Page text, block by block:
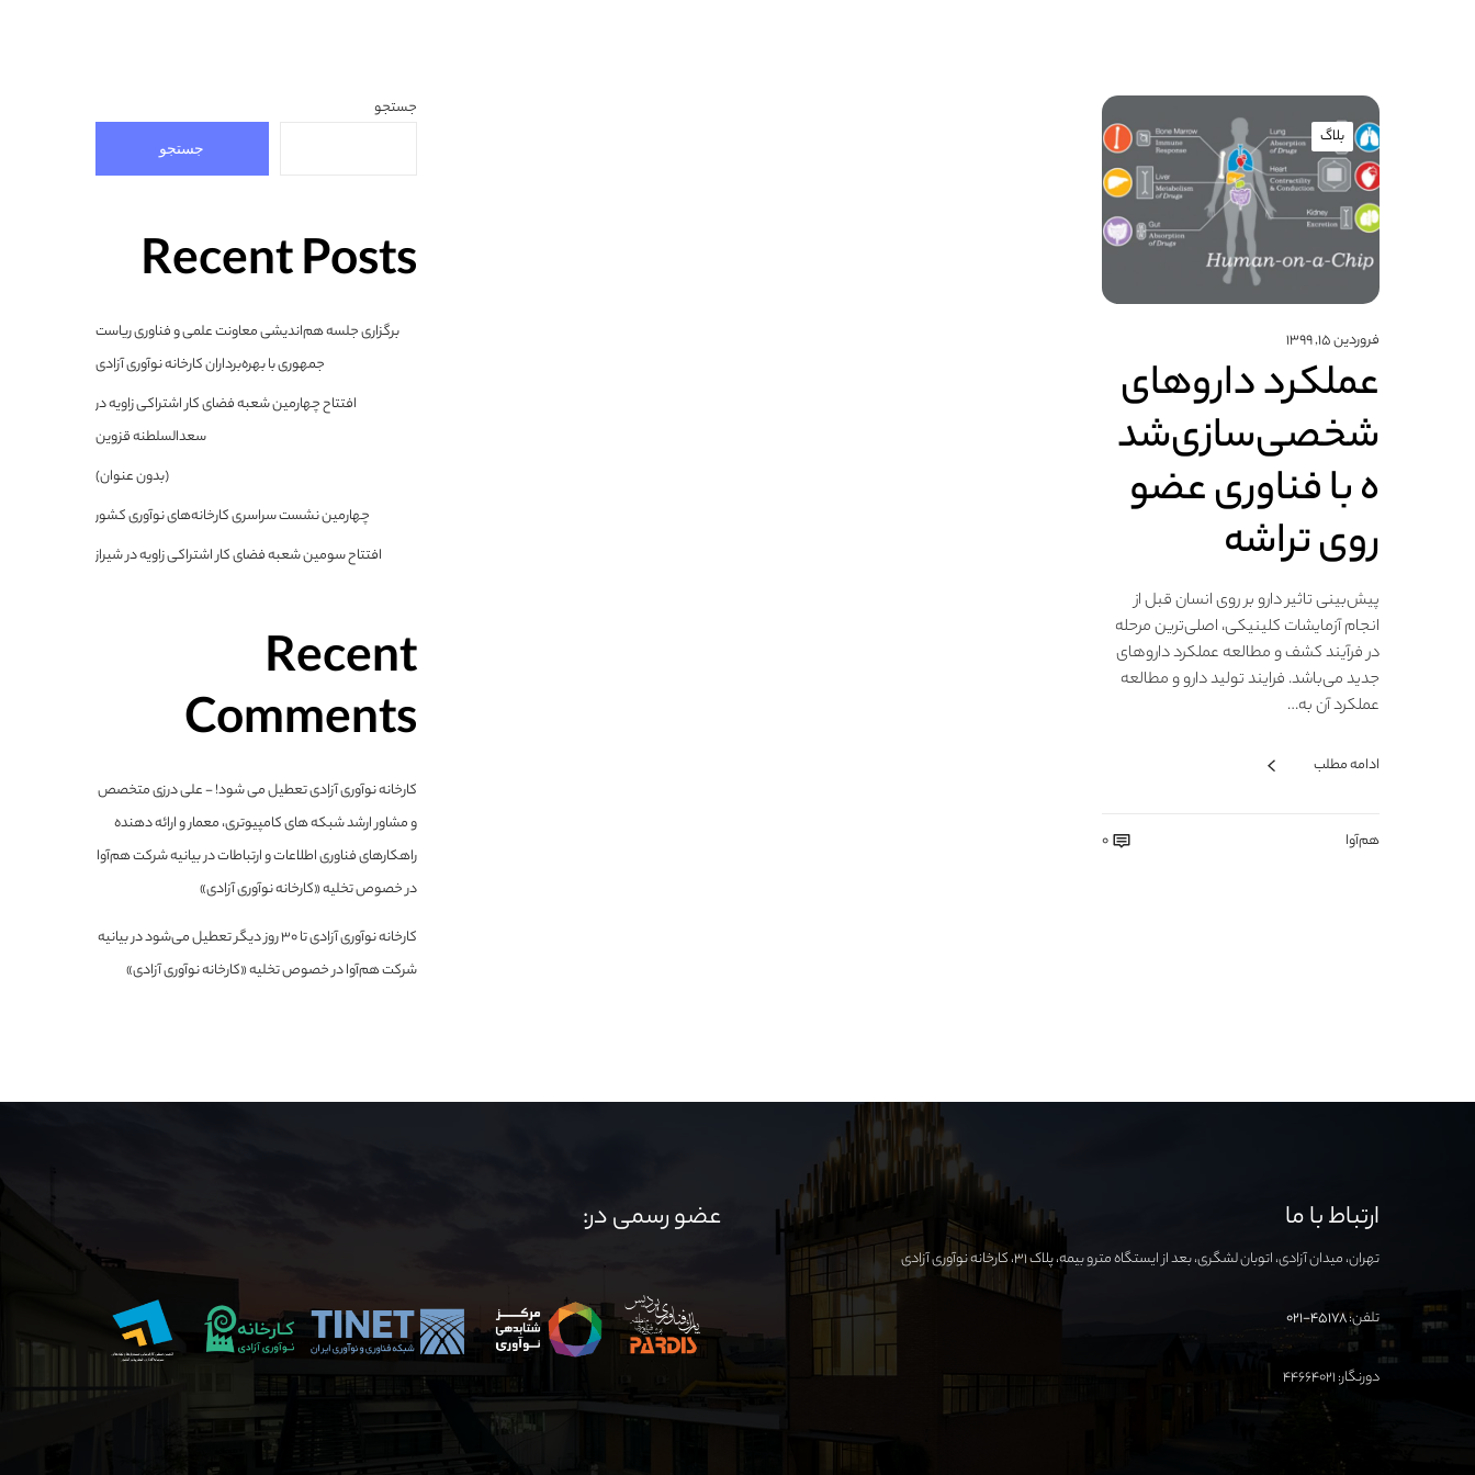
بلاگ
فروردین ۱۵, ۱۳۹۹
عملکرد داروهای
شخصی‌سازی‌شد
ه با فناوری عضو
روی تراشه
پیش‌بینی تاثیر دارو بر روی انسان قبل از
انجام آزمایشات کلینیکی، اصلی‌ترین مرحله
در فرآیند کشف و مطالعه عملکرد داروهای
جدید می‌باشد. فرایند تولید دارو و مطالعه
عملکرد آن به…
ادامه مطلب
هم‌آوا 0
جستجو
جستجو
Recent Posts
برگزاری جلسه هم‌اندیشی معاونت علمی و فناوری ریاست
جمهوری با بهره‌برداران کارخانه نوآوری آزادی
افتتاح چهارمین شعبه فضای کار اشتراکی زاویه در
سعدالسلطنه قزوین
(بدون عنوان)
چهارمین نشست سراسری کارخانه‌های نوآوری کشور
افتتاح سومین شعبه فضای کار اشتراکی زاویه در شیراز
Recent
Comments
کارخانه نوآوری آزادی تعطیل می شود! - علی درزی متخصص
و مشاور ارشد شبکه های کامپیوتری، معمار و ارائه دهنده
راهکارهای فناوری اطلاعات و ارتباطاتدربیانیه شرکت هم‌آوا
در خصوص تخلیه «کارخانه نوآوری آزادی»
کارخانه نوآوری آزادی تا ۳۰ روز دیگر تعطیل می‌شود دربیانیه
شرکت هم‌آوا در خصوص تخلیه «کارخانه نوآوری آزادی»
ارتباط با ما
تهران، میدان آزادی، اتوبان لشگری، بعد از ایستگاه مترو بیمه، پلاک ۳۱، کارخانه نوآوری آزادی
تلفن:۴۵۱۷۸-۰۲۱
دورنگار: ۴۴۶۶۴۰۲۱
عضو رسمی در: